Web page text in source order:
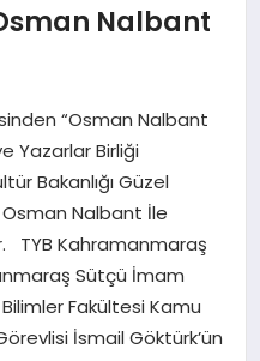
Nalbant
“Osman Nalbant
Yazarlar Birliği
Bakanlığı Güzel
Nalbant İle
TYB Kahramanmaraş
Sütçü İmam
Fakültesi Kamu
İsmail Göktürk’ün